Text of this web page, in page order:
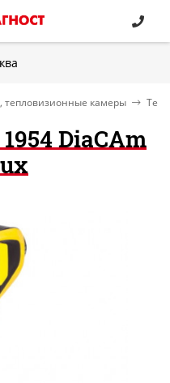
тепловизионные камеры
DiaCAm